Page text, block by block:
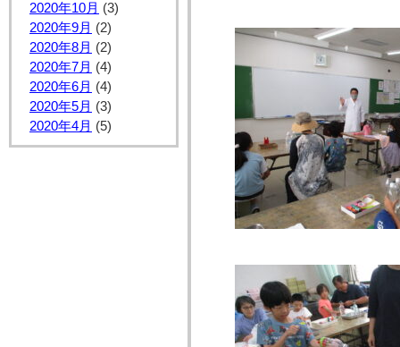
2020年10月 (3)
2020年9月 (2)
2020年8月 (2)
2020年7月 (4)
2020年6月 (4)
2020年5月 (3)
2020年4月 (5)